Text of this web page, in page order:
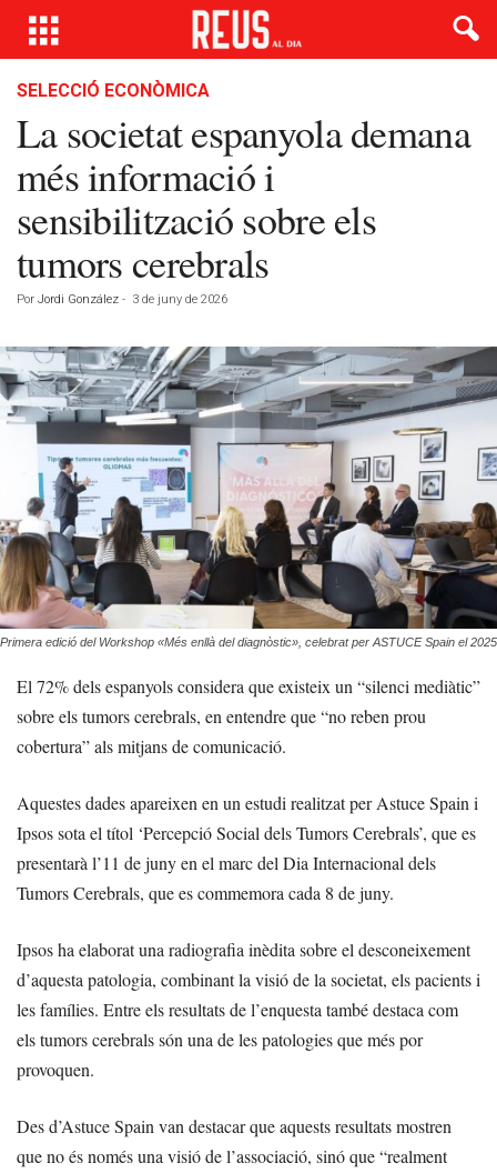
SELECCIÓ ECONÒMICA
La societat espanyola demana
més informació i
sensibilització sobre els
tumors cerebrals
Por Jordi González - 3 de juny de 2026
Primera edició del Workshop «Més enllà del diagnòstic», celebrat per ASTUCE Spain el 2025
El 72% dels espanyols considera que existeix un “silenci mediàtic”
sobre els tumors cerebrals, en entendre que “no reben prou
cobertura” als mitjans de comunicació.
Aquestes dades apareixen en un estudi realitzat per Astuce Spain i
Ipsos sota el títol ‘Percepció Social dels Tumors Cerebrals’, que es
presentarà l’11 de juny en el marc del Dia Internacional dels
Tumors Cerebrals, que es commemora cada 8 de juny.
Ipsos ha elaborat una radiografia inèdita sobre el desconeixement
d’aquesta patologia, combinant la visió de la societat, els pacients i
les famílies. Entre els resultats de l’enquesta també destaca com
els tumors cerebrals són una de les patologies que més por
provoquen.
Des d’Astuce Spain van destacar que aquests resultats mostren
que no és només una visió de l’associació, sinó que “realment